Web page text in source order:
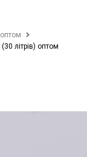
літрів) оптом